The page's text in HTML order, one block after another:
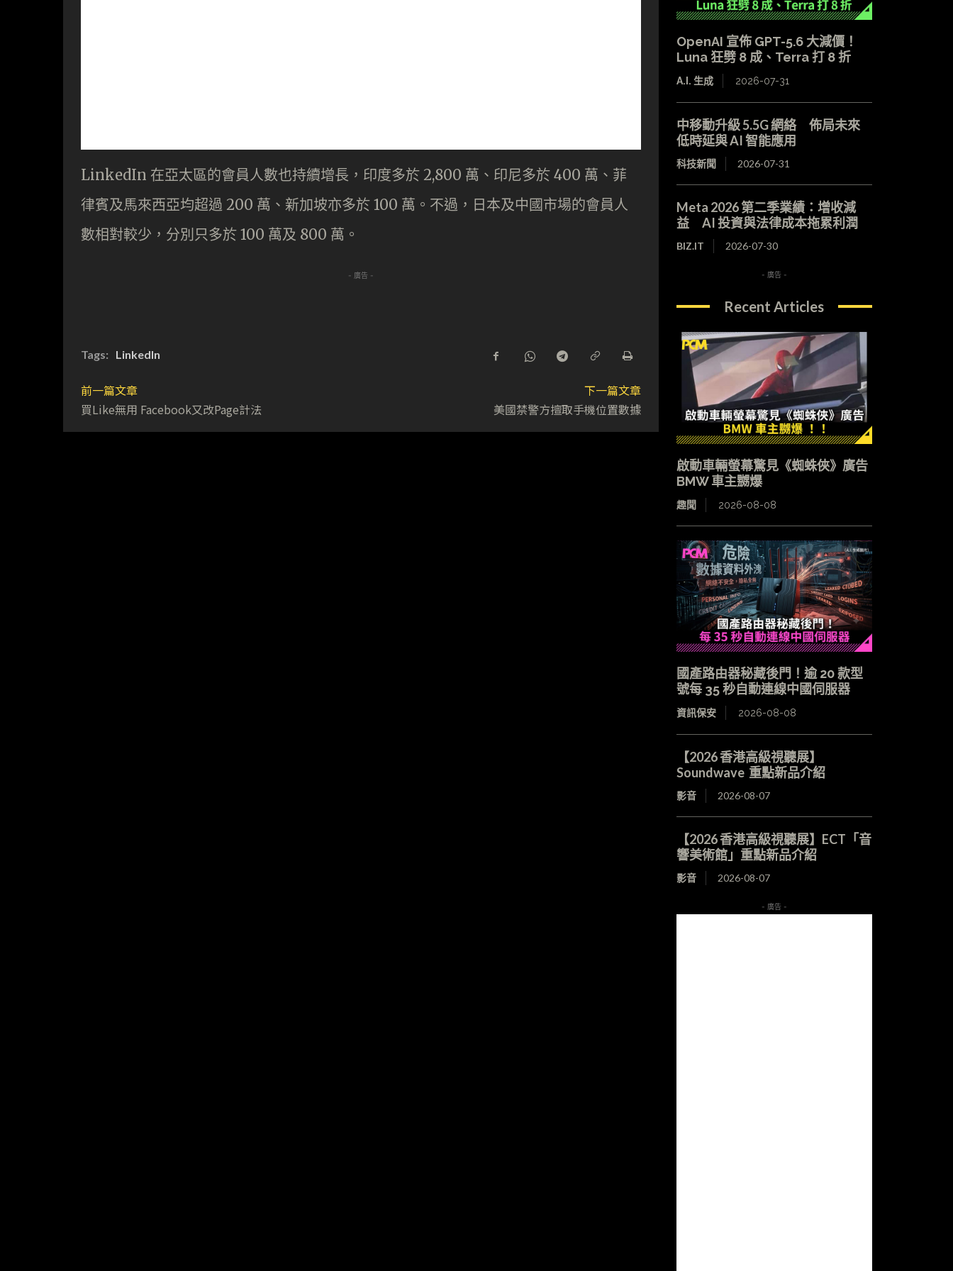
LinkedIn 在亞太區的會員人數也持續增長，印度多於 2,800 萬、印尼多於 400 萬、菲
律賓及馬來西亞均超過 200 萬、新加坡亦多於 100 萬。不過，日本及中國市場的會員人
數相對較少，分別只多於 100 萬及 800 萬。
- 廣告 -
Tags: LinkedIn
前一篇文章
買Like無用 Facebook又改Page計法
下一篇文章
美國禁警方擅取手機位置數據
OpenAI 宣佈 GPT-5.6 大減價！
Luna 狂劈 8 成、Terra 打 8 折
A.I. 生成 2026-07-31
中移動升級 5.5G 網絡 佈局未來
低時延與 AI 智能應用
科技新聞 2026-07-31
Meta 2026 第二季業績：增收減
益 AI 投資與法律成本拖累利潤
BIZ.IT 2026-07-30
- 廣告 -
Recent Articles
啟動車輛螢幕驚見《蜘蛛俠》廣告
BMW 車主嬲爆
趣聞 2026-08-08
國產路由器秘藏後門！逾 20 款型
號每 35 秒自動連線中國伺服器
資訊保安 2026-08-08
【2026 香港高級視聽展】
Soundwave 重點新品介紹
影音 2026-08-07
【2026 香港高級視聽展】ECT「音
響美術館」重點新品介紹
影音 2026-08-07
- 廣告 -